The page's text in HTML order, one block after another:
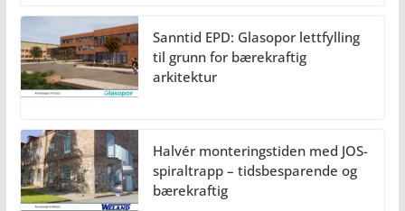
Sanntid EPD: Glasopor lettfylling
til grunn for bærekraftig
arkitektur
Halvér monteringstiden med JOS-
spiraltrapp – tidsbesparende og
bærekraftig